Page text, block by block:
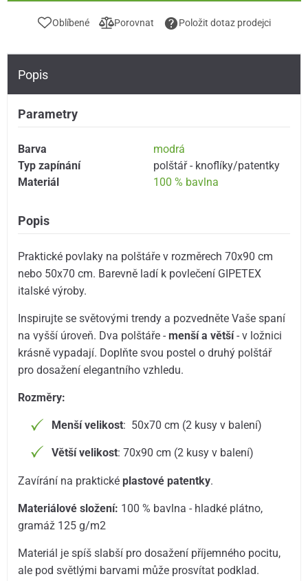
Oblíbené Porovnat Položit dotaz prodejci
Popis
Parametry
Barva
modrá
Typ zapínání
polštář - knoflíky/patentky
Materiál
100 % bavlna
Popis
Praktické povlaky na polštáře v rozměrech 70x90 cm
nebo 50x70 cm. Barevně ladí k povlečení GIPETEX
italské výroby.
Inspirujte se světovými trendy a pozvedněte Vaše spaní
na vyšší úroveň. Dva polštáře -menší a větší- v ložnici
krásně vypadají. Doplňte svou postel o druhý polštář
pro dosažení elegantního vzhledu.
Rozměry:
Menší velikost: 50x70 cm (2 kusy v balení)
Větší velikost: 70x90 cm (2 kusy v balení)
Zavírání na prakticképlastové patentky.
Materiálové složení: 100 % bavlna - hladké plátno,
gramáž 125 g/m2
Materiál je spíš slabší pro dosažení příjemného pocitu,
ale pod světlými barvami může prosvítat podklad.